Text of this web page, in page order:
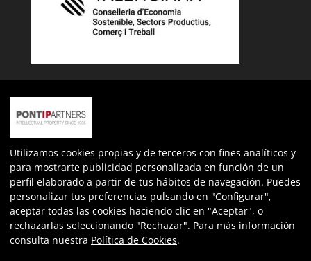
Más información sobre la ayuda
nº de expediente: ECOVUL/2023/487/46
Utilizamos cookies propias y de terceros con fines analíticos y
para mostrarte publicidad personalizada en función de un
perfil elaborado a partir de tus hábitos de navegación. Puedes
personalizar tus preferencias pulsando en "Configurar",
aceptar todas las cookies haciendo clic en "Aceptar", o
rechazarlas seleccionando "Rechazar". Para más información
consulta nuestra Política de Cookies.